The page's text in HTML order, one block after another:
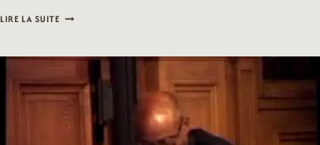
LIRE LA SUITE14/09/15
DES